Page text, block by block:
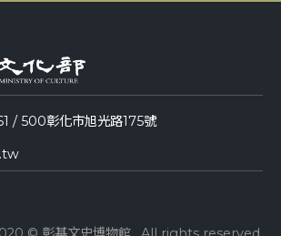
/ 500彰化市旭光路175號